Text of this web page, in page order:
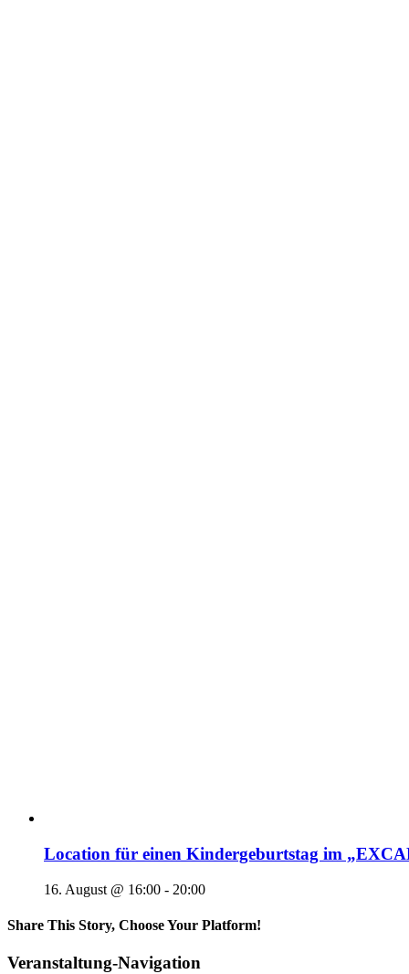
Location für einen Kindergeburtstag im
16. August @ 16:00 - 20:00
Share This Story, Choose Your Platform!
Veranstaltung-Navigation